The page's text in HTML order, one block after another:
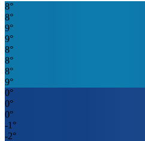
8°
8°
9°
9°
8°
8°
8°
9°
0°
0°
0°
-1 °
-2°